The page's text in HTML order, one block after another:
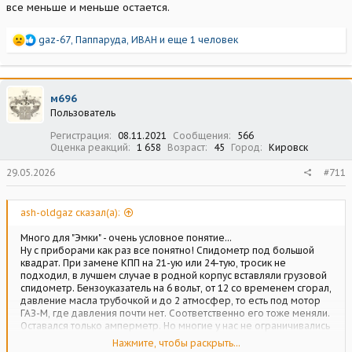
все меньше и меньше остается.
Р
а
к
ц
и
и
gaz-67 Паппаруда ИВАН и еще 1 человек
м696
Пользователь
Регистрация
08.11.2021 Сообщения
566
Оценка реакций
1 658 Возраст 45 Город Кировск
29.05.2026 #711
ash-oldgaz сказал(а):
Много для "Эмки" - очень условное понятие...
Ну с приборами как раз все понятно! Спидометр под большой
квадрат. При замене КПП на 21-ую или 24-тую, тросик не
подходил, в лучшем случае в родной корпус вставляли грузовой
спидометр. Бензоуказатель на 6 вольт, от 12 со временем сгорал,
давление масла трубочкой и до 2 атмосфер, то есть под мотор
ГАЗ-М, где давления почти нет. Соответственно его тоже меняли.
Оставался только амперметр. Но многие у нас не ограничивались
заменой агрегатов на более современные. Возиться со старыми
Нажмите, чтобы раскрыть...